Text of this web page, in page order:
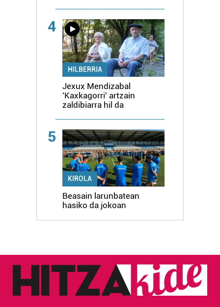
4
HILBERRIA
Jexux Mendizabal
'Kaxkagorri' artzain
zaldibiarra hil da
5
KIROLA
Beasain larunbatean
hasiko da jokoan